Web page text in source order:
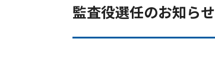
監査役選任のお知らせ